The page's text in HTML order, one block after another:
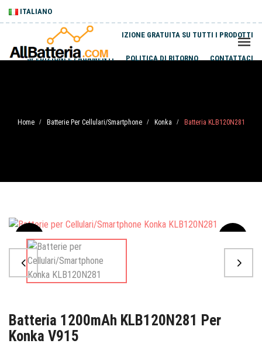
ITALIANO
SPEDIZIONE GRATUITA SU TUTTI I PRODOTTI
SPEDIZIONI E PAGAMENTI POLITICA DI RITORNO CONTATTACI
Home / Batterie Per Cellulari/Smartphone / Konka / Batteria KLB120N281
Sale
Batteria 1200mAh KLB120N281 Per
Konka V915